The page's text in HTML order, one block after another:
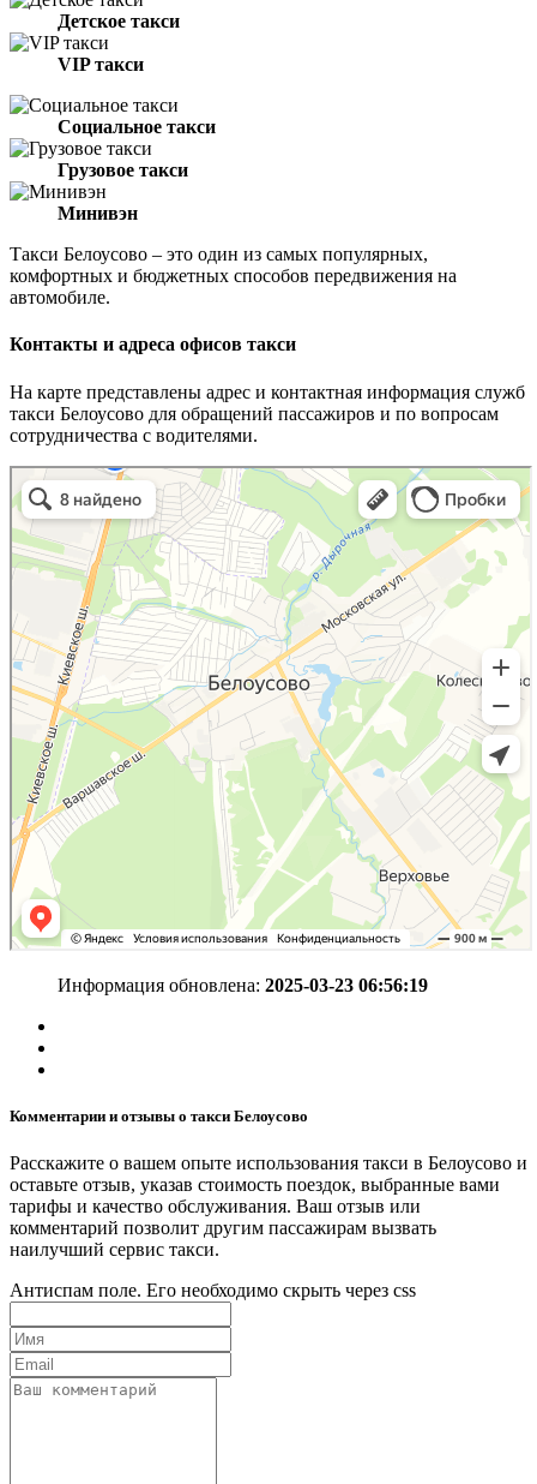
Детское такси
VIP такси
Социальное такси
Грузовое такси
Минивэн
Такси Белоусово – это один из самых популярных,
комфортных и бюджетных способов передвижения на
автомобиле.
Контакты и адреса офисов такси
На карте представлены адрес и контактная информация служб
такси Белоусово для обращений пассажиров и по вопросам
сотрудничества с водителями.
Информация обновлена: 2025-03-23 06:56:19
Комментарии и отзывы о такси Белоусово
Расскажите о вашем опыте использования такси в Белоусово и
оставьте отзыв, указав стоимость поездок, выбранные вами
тарифы и качество обслуживания. Ваш отзыв или
комментарий позволит другим пассажирам вызвать
наилучший сервис такси.
Антиспам поле. Его необходимо скрыть через css